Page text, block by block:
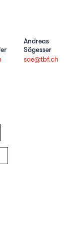
Andreas
Sägesser
sae@tbf.ch